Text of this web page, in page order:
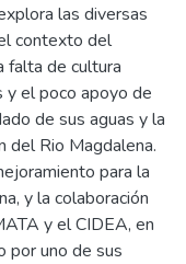
las diversas
contexto del
falta de cultura
y el poco apoyo de
de sus aguas y la
del Rio Magdalena.
para la
y la colaboración
y el CIDEA, en
por uno de sus